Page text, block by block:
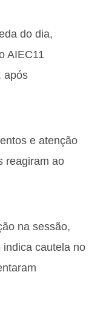
do dia,
AIEC11
após
e atenção
reagiram ao
na sessão,
cautela no